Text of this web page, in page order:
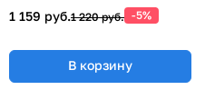
1 159 руб.1 220 руб. -5%
В корзину